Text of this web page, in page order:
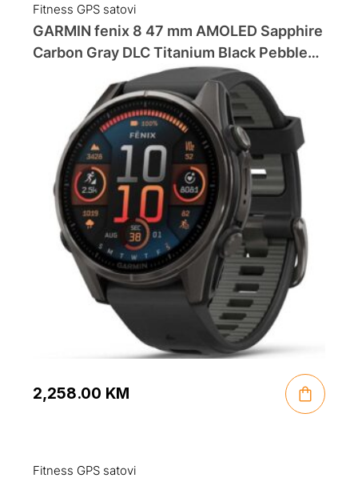
Fitness GPS satovi
GARMIN fenix 8 47 mm AMOLED Sapphire
Carbon Gray DLC Titanium Black Pebble
2,258.00 KM
Fitness GPS satovi